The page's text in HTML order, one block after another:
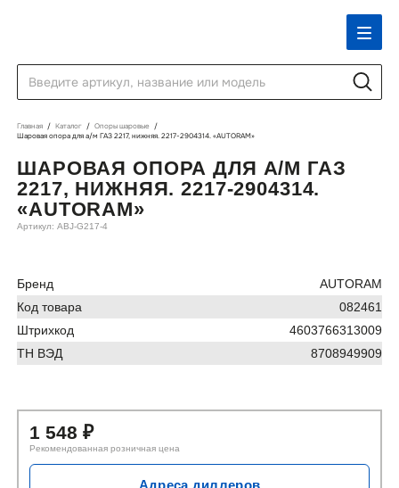
Главная Каталог
Опоры шаровые
Шаровая опора для а/м ГАЗ 2217, нижняя. 2217-2904314. «AUTORAM»
ШАРОВАЯ ОПОРА ДЛЯ А/М ГАЗ
2217, НИЖНЯЯ. 2217-2904314.
«AUTORAM»
Артикул: ABJ-G217-4
Бренд
AUTORAM
Код товара
082461
Штрихкод
4603766313009
ТН ВЭД
8708949909
1 548₽
Рекомендованная розничная цена
Адреса диллеров